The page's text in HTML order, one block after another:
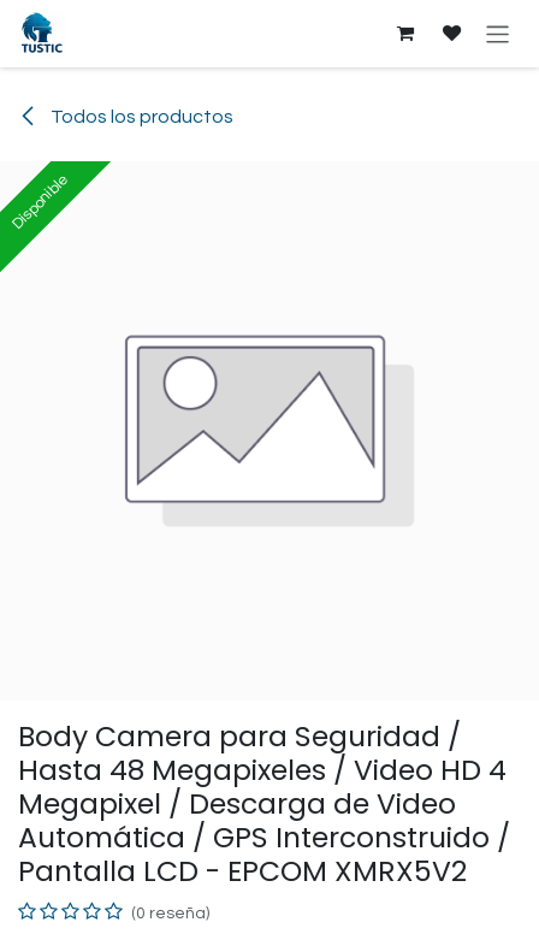
Ir al contenido
Todos los productos
Disponible
Disponible
Body Camera para Seguridad /
Hasta 48 Megapixeles / Video HD 4
Megapixel / Descarga de Video
Automática / GPS Interconstruido /
Pantalla LCD - EPCOM XMRX5V2
(0 reseña)